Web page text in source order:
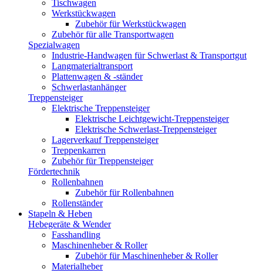
Tischwagen
Werkstückwagen
Zubehör für Werkstückwagen
Zubehör für alle Transportwagen
Spezialwagen
Industrie-Handwagen für Schwerlast & Transportgut
Langmaterialtransport
Plattenwagen & -ständer
Schwerlastanhänger
Treppensteiger
Elektrische Treppensteiger
Elektrische Leichtgewicht-Treppensteiger
Elektrische Schwerlast-Treppensteiger
Lagerverkauf Treppensteiger
Treppenkarren
Zubehör für Treppensteiger
Fördertechnik
Rollenbahnen
Zubehör für Rollenbahnen
Rollenständer
Stapeln & Heben
Hebegeräte & Wender
Fasshandling
Maschinenheber & Roller
Zubehör für Maschinenheber & Roller
Materialheber